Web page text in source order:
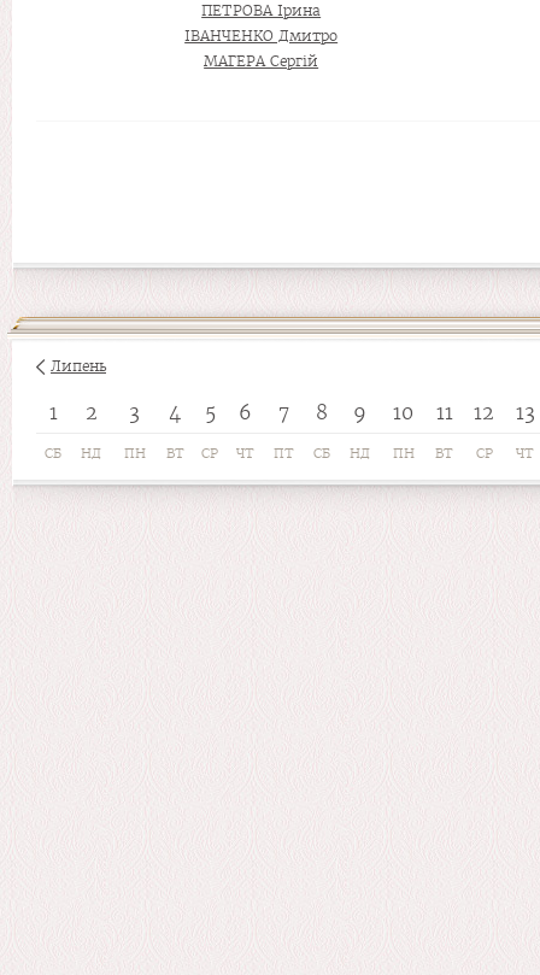
ПЕТРОВА Ірина
ІВАНЧЕНКО Дмитро
МАГЕРА Сергій
Липень
1 2 3 4 5 6 7 8 9 10 11 12 13
СБ НД ПН ВТ СР ЧТ ПТ СБ НД ПН ВТ СР ЧТ